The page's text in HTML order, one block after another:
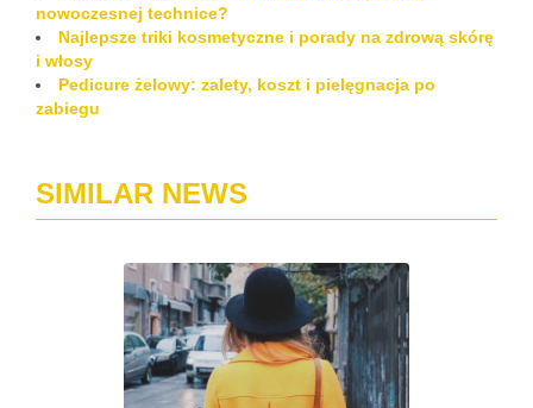
nowoczesnej technice?
Najlepsze triki kosmetyczne i porady na zdrową skórę
i włosy
Pedicure żelowy: zalety, koszt i pielęgnacja po
zabiegu
SIMILAR NEWS